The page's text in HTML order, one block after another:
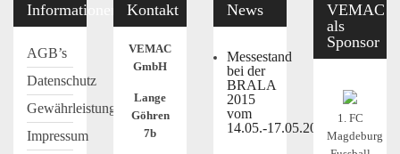
Informationen
AGB’s
Datenschutz
Gewährleistung
Impressum
Kontakt
VEMAC
GmbH
Lange
Göhren
7b
News
Messestand
bei der
BRALA
2015
vom
14.05.-17.05.2015
VEMAC
als
Sponsor
1. FC
Magdeburg